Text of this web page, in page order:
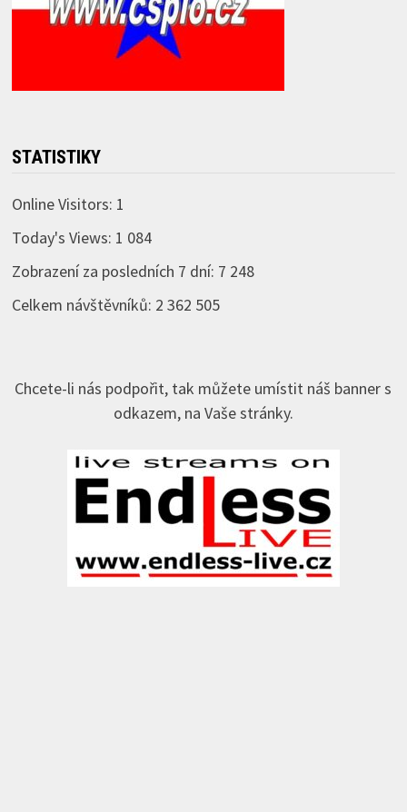
STATISTIKY
Online Visitors: 1
Today's Views: 1 084
Zobrazení za posledních 7 dní: 7 248
Celkem návštěvníků: 2 362 505
Chcete-li nás podpořit, tak můžete umístit náš banner s
odkazem, na Vaše stránky.